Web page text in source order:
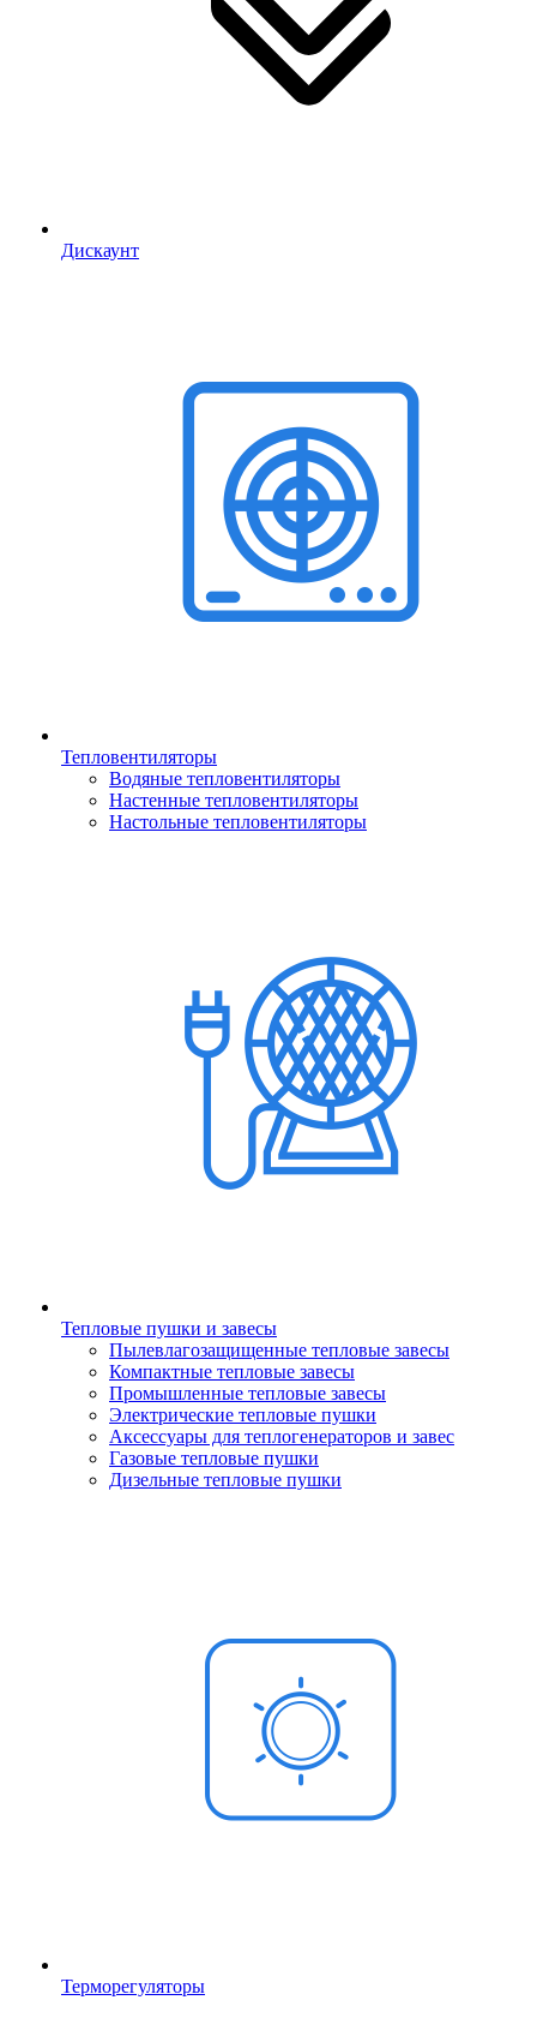
Дискаунт
Тепловентиляторы
Водяные тепловентиляторы
Настенные тепловентиляторы
Настольные тепловентиляторы
Тепловые пушки и завесы
Пылевлагозащищенные тепловые завесы
Компактные тепловые завесы
Промышленные тепловые завесы
Электрические тепловые пушки
Аксессуары для теплогенераторов и завес
Газовые тепловые пушки
Дизельные тепловые пушки
Терморегуляторы